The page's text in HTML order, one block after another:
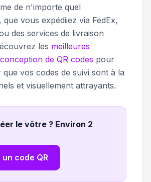
de n'importe quel
vous expédiiez via FedEx,
des services de livraison
les meilleures
de QR codes pour
vos codes de suivi sont à la
et visuellement attrayants.
le vôtre ? Environ 2
code QR